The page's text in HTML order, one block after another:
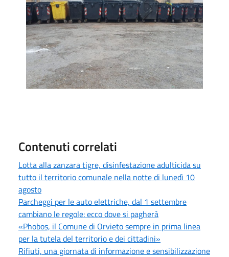
Contenuti correlati
Lotta alla zanzara tigre, disinfestazione adulticida su
tutto il territorio comunale nella notte di lunedì 10
agosto
Parcheggi per le auto elettriche, dal 1 settembre
cambiano le regole: ecco dove si pagherà
«Phobos, il Comune di Orvieto sempre in prima linea
per la tutela del territorio e dei cittadini»
Rifiuti, una giornata di informazione e sensibilizzazione